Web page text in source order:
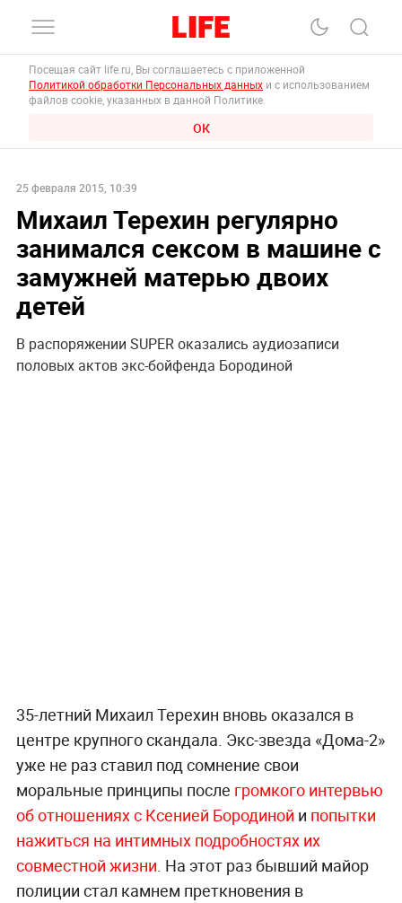
Посещая сайт life.ru, Вы соглашаетесь с приложенной
Политикой обработки Персональных данных и с использованием
файлов cookie, указанных в данной Политике.
ОК
25 февраля 2015, 10:39
Михаил Терехин регулярно
занимался сексом в машине с
замужней матерью двоих
детей
В распоряжении SUPER оказались аудиозаписи
половых актов экс-бойфенда Бородиной
35-летний Михаил Терехин вновь оказался в
центре крупного скандала. Экс-звезда «Дома-2»
уже не раз ставил под сомнение свои
моральные принципы после громкого интервью
об отношениях с Ксенией Бородиной и попытки
нажиться на интимных подробностях их
совместной жизни . На этот раз бывший майор
полиции стал камнем преткновения в